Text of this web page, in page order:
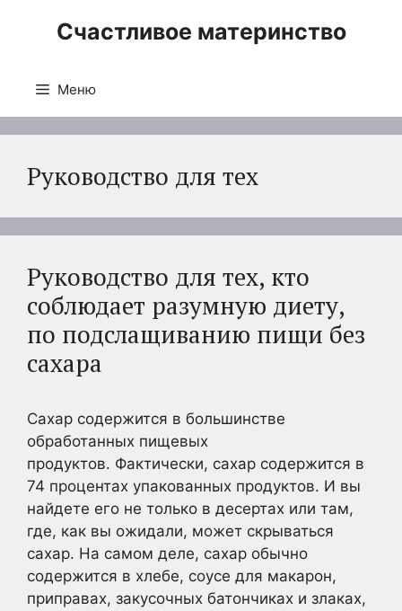
Счастливое материнство
Меню
Руководство для тех
Руководство для тех, кто
соблюдает разумную диету,
по подслащиванию пищи без
сахара
Сахар содержится в большинстве
обработанных пищевых
продуктов. Фактически, сахар содержится в
74 процентах упакованных продуктов. И вы
найдете его не только в десертах или там,
где, как вы ожидали, может скрываться
сахар. На самом деле, сахар обычно
содержится в хлебе, соусе для макарон,
приправах, закусочных батончиках и злаках,